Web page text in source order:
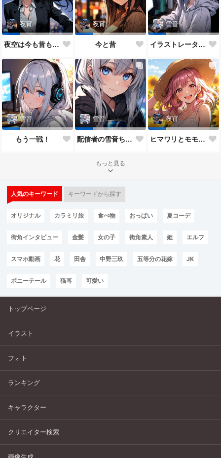
夜宵
夜空は今も昔も変わらないね♥
夜宵
今と昔
雪音
イラストレーター雪音ちゃん🎵
雪音
もう一戦！
雪音
配信者の雪音ちゃん
夜宵
ヒマワリとモモちゃん♥
もっと見る
人気のキーワード キーワードから探す
オリジナル カラミリ旅 食べ物 おっぱい 夏コーデ
街角インタビュー 金髪 女の子 街角素人 姫 エルフ
スマホ動画 花 田舎 中野三玖 五等分の花嫁 JK
ポニーテール 猫耳 可愛い
トップページ
イラスト
フォト
ランキング
キャラクター
クリエイター検索